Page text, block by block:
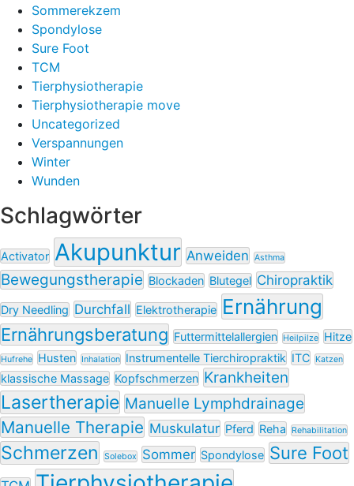
Sommerekzem
Spondylose
Sure Foot
TCM
Tierphysiotherapie
Tierphysiotherapie move
Uncategorized
Verspannungen
Winter
Wunden
Schlagwörter
Activator Akupunktur Anweiden Asthma
Bewegungstherapie Blockaden Blutegel Chiropraktik
Dry Needling Durchfall Elektrotherapie Ernährung
Ernährungsberatung Futtermittelallergien Heilpilze Hitze
Hufrehe Husten Inhalation Instrumentelle Tierchiropraktik ITC Katzen
klassische Massage Kopfschmerzen Krankheiten
Lasertherapie Manuelle Lymphdrainage
Manuelle Therapie Muskulatur Pferd Reha Rehabilitation
Schmerzen Solebox Sommer Spondylose Sure Foot